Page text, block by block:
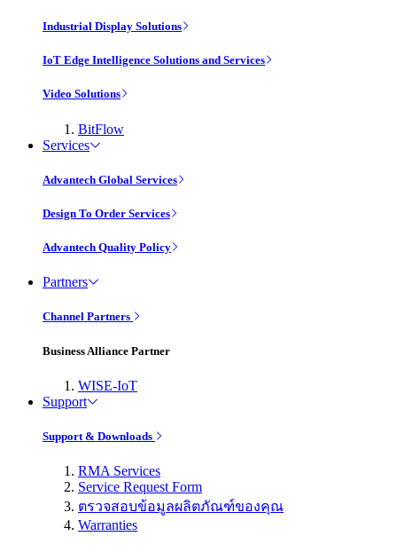
Industrial Display Solutions
IoT Edge Intelligence Solutions and Services
Video Solutions
BitFlow
Services
Advantech Global Services
Design To Order Services
Advantech Quality Policy
Partners
Channel Partners
Business Alliance Partner
WISE-IoT
Support
Support & Downloads
RMA Services
Service Request Form
ตรวจสอบข้อมูลผลิตภัณฑ์ของคุณ
Warranties